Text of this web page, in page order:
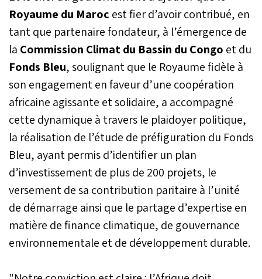
Royaume du Maroc est fier d’avoir contribué, en
tant que partenaire fondateur, à l’émergence de
la Commission Climat du Bassin du Congo et du
Fonds Bleu, soulignant que le Royaume fidèle à
son engagement en faveur d’une coopération
africaine agissante et solidaire, a accompagné
cette dynamique à travers le plaidoyer politique,
la réalisation de l’étude de préfiguration du Fonds
Bleu, ayant permis d’identifier un plan
d’investissement de plus de 200 projets, le
versement de sa contribution paritaire à l’unité
de démarrage ainsi que le partage d’expertise en
matière de finance climatique, de gouvernance
environnementale et de développement durable.